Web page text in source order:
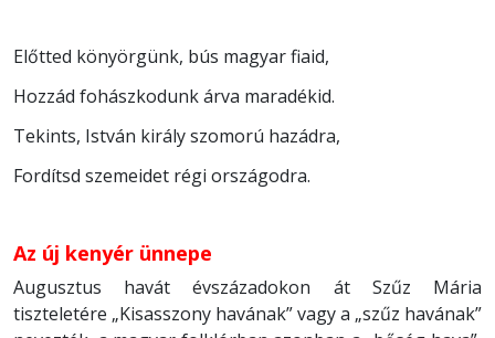
Előtted könyörgünk, bús magyar fiaid,
Hozzád fohászkodunk árva maradékid.
Tekints, István király szomorú hazádra,
Fordítsd szemeidet régi országodra.
Az új kenyér ünnepe
Augusztus havát évszázadokon át Szűz Mária
tiszteletére „Kisasszony havának” vagy a „szűz havának”